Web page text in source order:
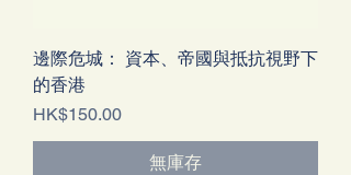
邊際危城： 資本、帝國與抵抗視野下
的香港
價格
HK$150.00
無庫存